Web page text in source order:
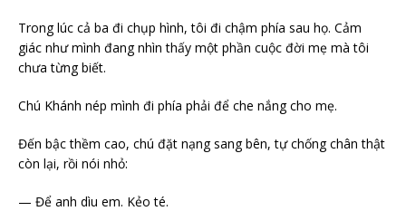
Trong lúc cả ba đi chụp hình, tôi đi chậm phía sau họ. Cảm
giác như mình đang nhìn thấy một phần cuộc đời mẹ mà tôi
chưa từng biết.
Chú Khánh nép mình đi phía phải để che nắng cho mẹ.
Đến bậc thềm cao, chú đặt nạng sang bên, tự chống chân thật
còn lại, rồi nói nhỏ:
— Để anh dìu em. Kẻo té.